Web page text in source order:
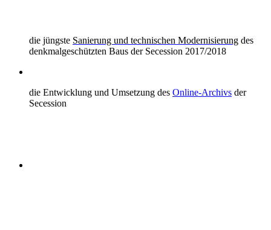
die jüngste Sanierung und technischen Modernisierung des
denkmalgeschützten Baus der Secession 2017/2018
die Entwicklung und Umsetzung des Online-Archivs der
Secession